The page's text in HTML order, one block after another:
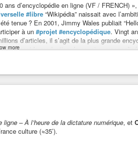
d’encyclopédie en ligne (VF / FRENCH)
#libre “Wikipédia” naissait avec
tenue ? En 2001, Jimmy Wales publiait
à un #projet #encyclopédique. Vingt
d’articles, il s’agit de la plus grande
la production de savoirs,
#témoignagede nombreux “Wikipédiens”, ces
#fondateursdu#site, racontent
est pourtant aujourd’hui l’un des plus
, comment l’encyclopédie a-t-elle évolué ?
“eurocentrés” ?..
more
ligne – À l’heure de la dictature numérique, et
culture (≈35’).